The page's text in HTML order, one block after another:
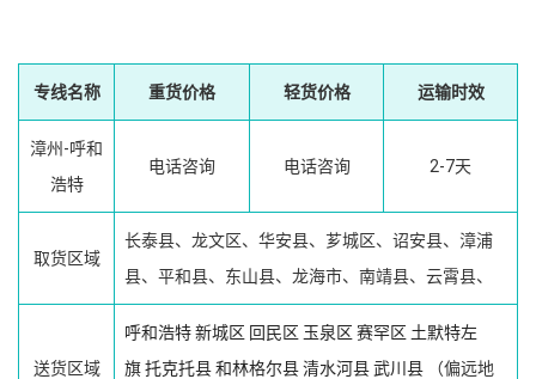
专线名称 重货价格 轻货价格 运输时效
漳州-呼和
浩特
电话咨询 电话咨询 2-7天
取货区域
长泰县、龙文区、华安县、芗城区、诏安县、漳浦
县、平和县、东山县、龙海市、南靖县、云霄县、
送货区域
呼和浩特新城区 回民区 玉泉区 赛罕区 土默特左
旗托克托县和林格尔县清水河县武川县 （偏远地